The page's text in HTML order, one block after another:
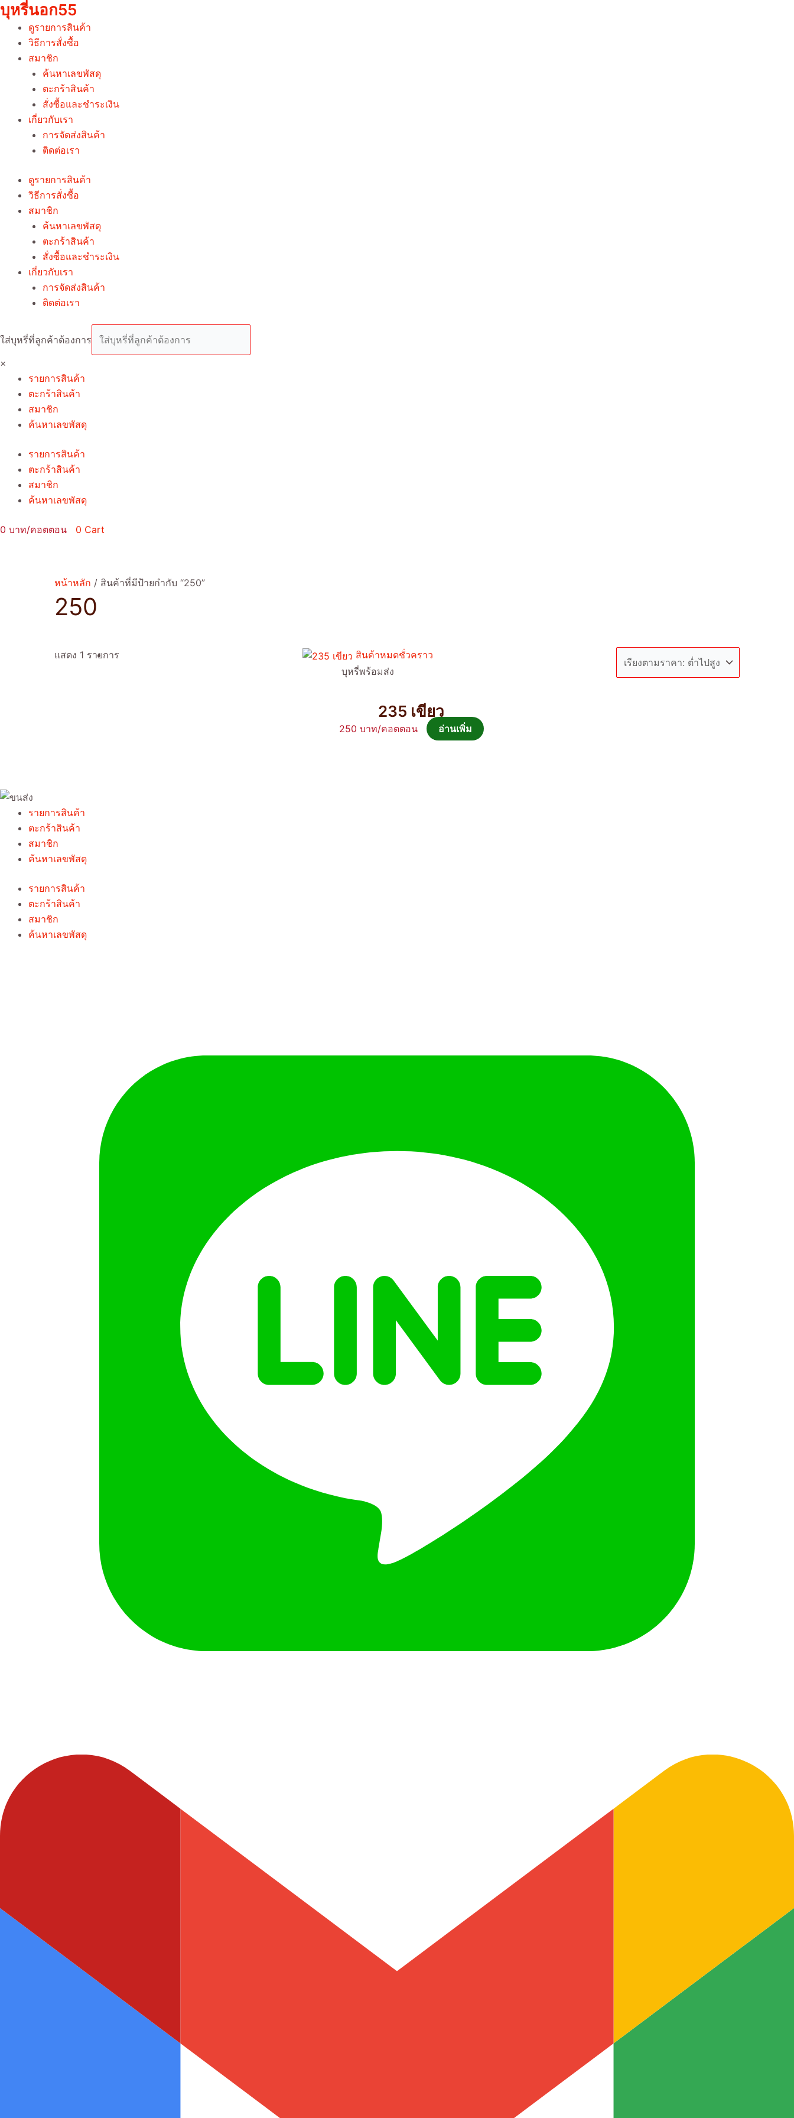
Skip
to
content
บุหรี่นอก55
ดูรายการสินค้า
วิธีการสั่งซื้อ
สมาชิก
ค้นหาเลขพัสดุ
ตะกร้าสินค้า
สั่งซื้อและชำระเงิน
เกี่ยวกับเรา
การจัดส่งสินค้า
ติดต่อเรา
ดูรายการสินค้า
วิธีการสั่งซื้อ
สมาชิก
ค้นหาเลขพัสดุ
ตะกร้าสินค้า
สั่งซื้อและชำระเงิน
เกี่ยวกับเรา
การจัดส่งสินค้า
ติดต่อเรา
ใส่บุหรี่ที่ลูกค้าต้องการ
×
รายการสินค้า
ตะกร้าสินค้า
สมาชิก
ค้นหาเลขพัสดุ
รายการสินค้า
ตะกร้าสินค้า
สมาชิก
ค้นหาเลขพัสดุ
0 0 Cart
หน้าหลัก / สินค้าที่มีป้ายกำกับ “250”
250
แสดง 1 รายการ
สินค้าหมดชั่วคราว
บุหรี่พร้อมส่ง
235 เขียว
250 อ่านเพิ่ม
รายการสินค้า
ตะกร้าสินค้า
สมาชิก
ค้นหาเลขพัสดุ
รายการสินค้า
ตะกร้าสินค้า
สมาชิก
ค้นหาเลขพัสดุ